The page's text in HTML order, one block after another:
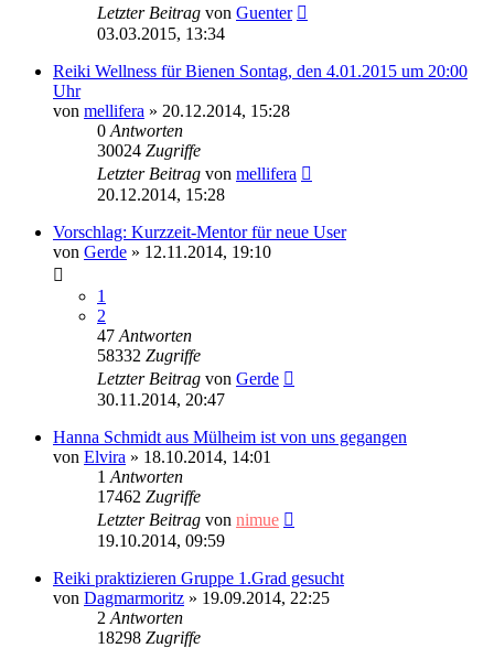
Letzter Beitrag von Guenter
03.03.2015, 13:34
Reiki Wellness für Bienen Sontag, den 4.01.2015 um 20:00
Uhr
von mellifera » 20.12.2014, 15:28
0 Antworten
30024 Zugriffe
Letzter Beitrag von mellifera
20.12.2014, 15:28
Vorschlag: Kurzzeit-Mentor für neue User
von Gerde » 12.11.2014, 19:10
1
2
47 Antworten
58332 Zugriffe
Letzter Beitrag von Gerde
30.11.2014, 20:47
Hanna Schmidt aus Mülheim ist von uns gegangen
von Elvira » 18.10.2014, 14:01
1 Antworten
17462 Zugriffe
Letzter Beitrag von nimue
19.10.2014, 09:59
Reiki praktizieren Gruppe 1.Grad gesucht
von Dagmarmoritz » 19.09.2014, 22:25
2 Antworten
18298 Zugriffe